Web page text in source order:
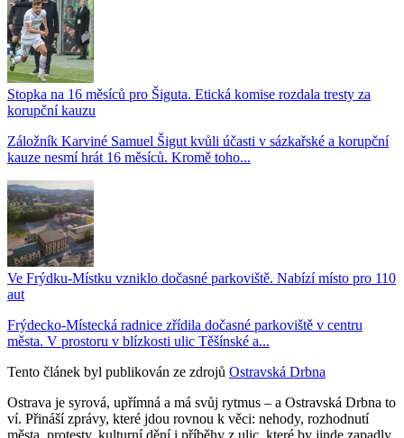
Stopka na 16 měsíců pro Šiguta. Etická komise rozdala tresty za
korupční kauzu
Záložník Karviné Samuel Šigut kvůli účasti v sázkařské a korupční
kauze nesmí hrát 16 měsíců. Kromě toho...
Ve Frýdku-Místku vzniklo dočasné parkoviště. Nabízí místo pro 110
aut
Frýdecko-Místecká radnice zřídila dočasné parkoviště v centru
města. V prostoru v blízkosti ulic Těšínské a...
Tento článek byl publikován ze zdrojů Ostravská Drbna
Ostrava je syrová, upřímná a má svůj rytmus – a Ostravská Drbna to
ví. Přináší zprávy, které jdou rovnou k věci: nehody, rozhodnutí
města, protesty, kulturní dění i příběhy z ulic, které by jinde zapadly.